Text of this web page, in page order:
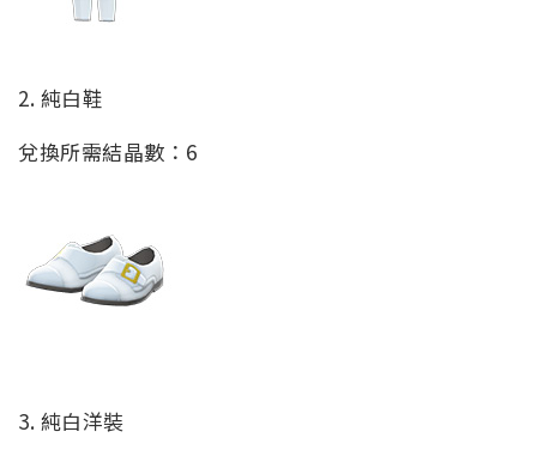
2. 純白鞋
兌換所需結晶數：6
3. 純白洋裝